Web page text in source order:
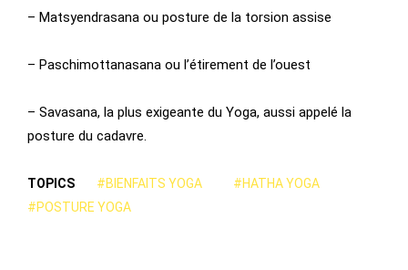
– Matsyendrasana ou posture de la torsion assise
– Paschimottanasana ou l’étirement de l’ouest
– Savasana, la plus exigeante du Yoga, aussi appelé la
posture du cadavre.
TOPICS #BIENFAITS YOGA
#HATHA YOGA
#POSTURE YOGA